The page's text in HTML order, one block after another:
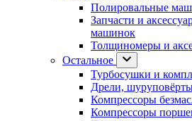
Полировальные
Запчасти и
машинок
Толщиномеры и
Остальное
Турбосушки и
Дрели,
Компрессоры
Компрессоры